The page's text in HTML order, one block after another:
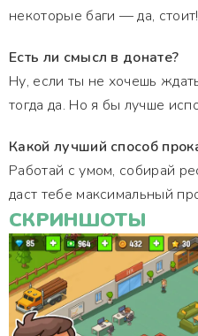
некоторые баги — да, стоит!
Есть ли смысл в донате?
Ну, если ты не хочешь
тогда да. Но я бы лучше
Какой лучший способ
Работай с умом, собирай
даст тебе максимальный
СКРИНШОТЫ